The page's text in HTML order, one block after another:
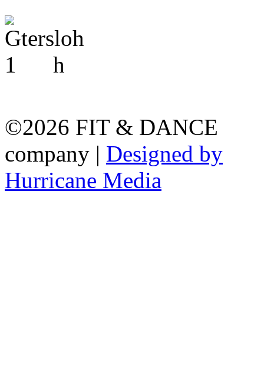
h
©2026 FIT & DANCE
company | Designed by
Hurricane Media